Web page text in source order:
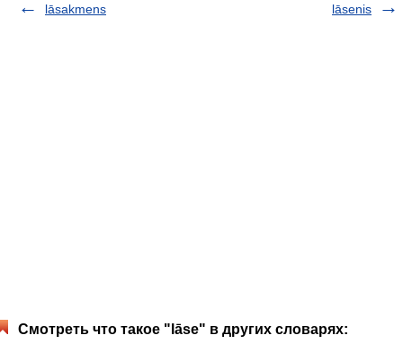
lāsakmens
lāsenis
Смотреть что такое "lāse" в других словарях: